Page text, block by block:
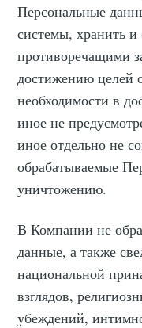
Персональные
системы, хранить
противоречащими
достижению целей
необходимости в
иное не
иное отдельно не
обрабатываемые
уничтожению.
В Компании не
данные, а также
национальной
взглядов,
убеждений,